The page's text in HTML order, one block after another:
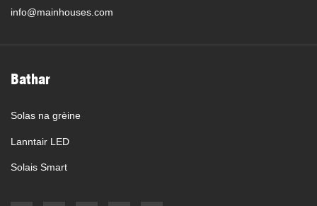
info@mainhouses.com
Bathar
Solas na grèine
Lanntair LED
Solais Smart